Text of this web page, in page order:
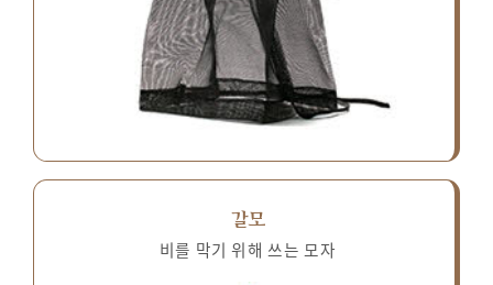
갈모
비를 막기 위해 쓰는 모자